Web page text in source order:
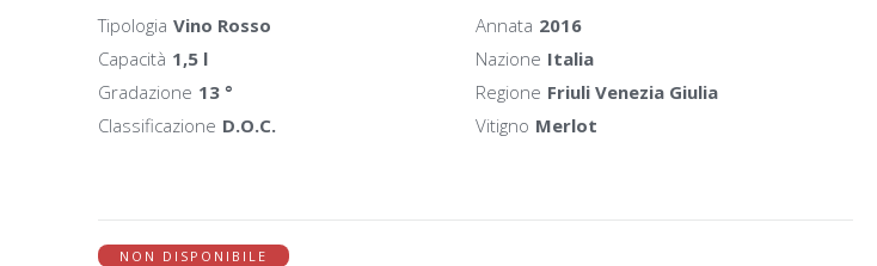
Tipologia Vino Rosso Annata 2016
Capacità 1,5 l Nazione Italia
Gradazione 13 ° Regione Friuli Venezia Giulia
Classificazione D.O.C. Vitigno Merlot
NON DISPONIBILE